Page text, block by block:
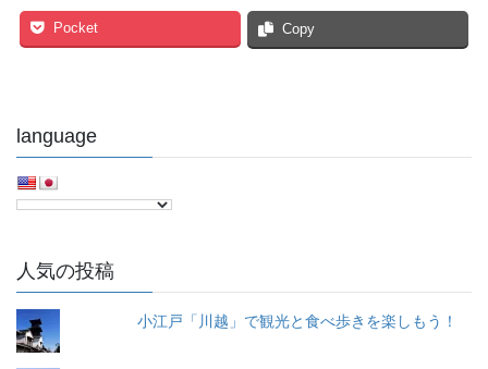
Pocket Copy
language
人気の投稿
小江戸「川越」で観光と食べ歩きを楽しもう！